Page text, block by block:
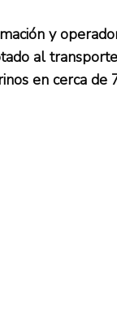
y
al
en cerca